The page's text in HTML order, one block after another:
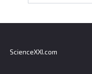
ScienceXXI.com